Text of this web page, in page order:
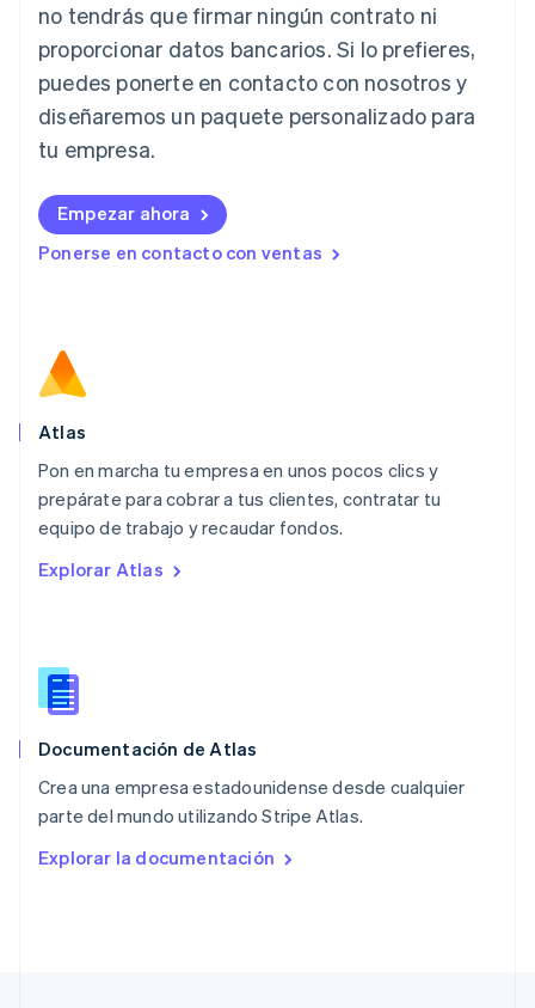
no tendrás que firmar ningún contrato ni
proporcionar datos bancarios. Si lo prefieres,
puedes ponerte en contacto con nosotros y
diseñaremos un paquete personalizado para
tu empresa.
Empezar ahora
Ponerse en contacto con ventas
Atlas
Pon en marcha tu empresa en unos pocos clics y
prepárate para cobrar a tus clientes, contratar tu
equipo de trabajo y recaudar fondos.
Explorar Atlas
Documentación de Atlas
Crea una empresa estadounidense desde cualquier
parte del mundo utilizando Stripe Atlas.
Explorar la documentación
Italia
ItalianoEnglish
Japón
日本語 English
Letonia
Liechtenstein
Lituania
English
Luxemburgo
English
México
Español
English
Nueva Zelanda
English
NederlandsEnglish
Português
RAE de Hong Kong, China
Reino Unido
República Checa
English
English